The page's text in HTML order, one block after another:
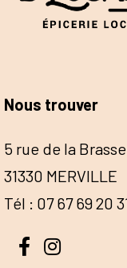
Nous trouver
5 rue de la
31330 MERVILLE
Tél : 07 67 69 20